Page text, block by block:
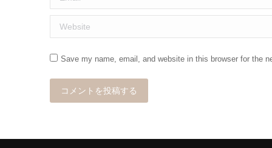
Website
Save my name, email, and website in this browser for the
コメントを投稿する